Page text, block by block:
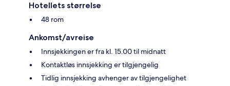
Hotellets størrelse
48 rom
Ankomst/avreise
Innsjekkingen er fra kl. 15.00 til midnatt
Kontaktløs innsjekking er tilgjengelig
Tidlig innsjekking avhenger av tilgjengelighet